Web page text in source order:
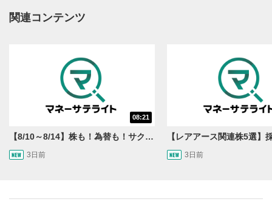
動画再生エリア
動画再生エリアをクリックすると、動画を再生または
一時停止します。
2
再生/一時停止
関連コンテンツ
08:21
【8/10～8/14】株も！為替も！サクッと！来週のマーケット見通し＜Next View＞
3日前 3日前